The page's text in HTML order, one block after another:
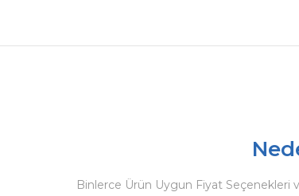
Binlerce Ürün Uygun Fiyat Seçenekleri